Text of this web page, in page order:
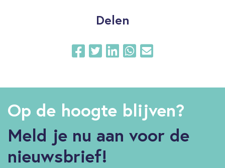
Delen
Op de hoogte blijven?
Meld je nu aan voor de
nieuwsbrief!